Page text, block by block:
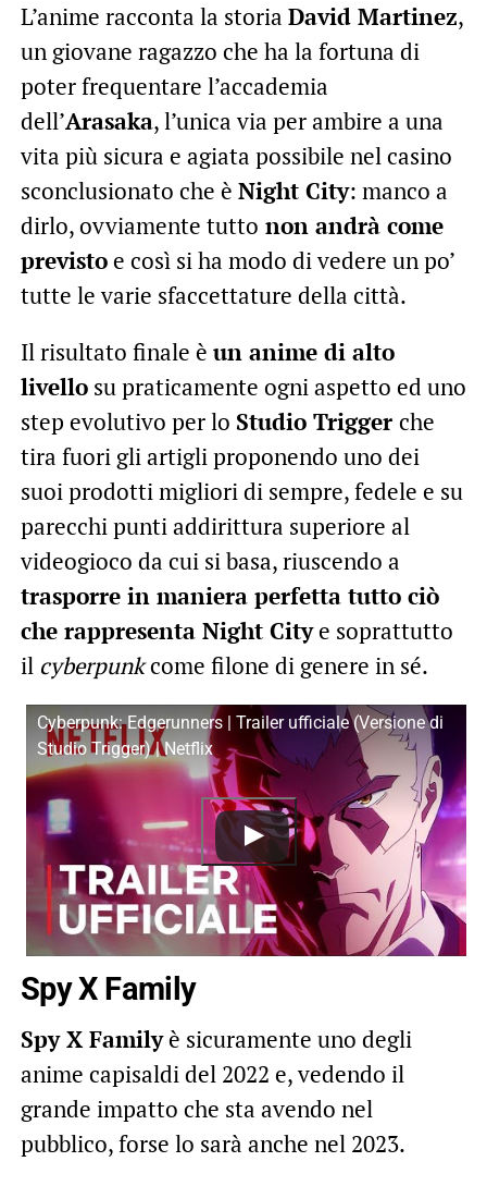
L’anime racconta la storia David Martinez,
un giovane ragazzo che ha la fortuna di
poter frequentare l’accademia
dell’Arasaka, l’unica via per ambire a una
vita più sicura e agiata possibile nel casino
sconclusionato che è Night City: manco a
dirlo, ovviamente tutto non andrà come
previstoe così si ha modo di vedere un po’
tutte le varie sfaccettature della città.
Il risultato finale è un anime di alto
livellosu praticamente ogni aspetto ed uno
step evolutivo per lo Studio Trigger che
tira fuori gli artigli proponendo uno dei
suoi prodotti migliori di sempre, fedele e su
parecchi punti addirittura superiore al
videogioco da cui si basa, riuscendo a
trasporre in maniera perfetta tutto ciò
che rappresenta Night Citye soprattutto
il cyberpunkcome filone di genere in sé.
Cyberpunk: Edgerunners | Trailer ufficiale (Versione di
Studio Trigger) | Netflix
Spy X Family
Spy X Familyè sicuramente uno degli
anime capisaldi del 2022 e, vedendo il
grande impatto che sta avendo nel
pubblico, forse lo sarà anche nel 2023.